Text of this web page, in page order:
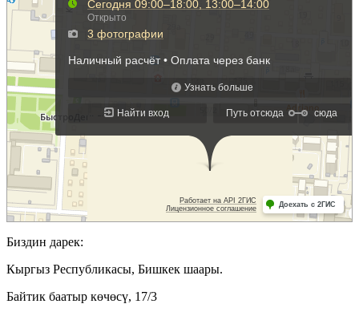
Биздин дарек:
Кыргыз Республикасы, Бишкек шаары.
Байтик баатыр көчөсү, 17/3